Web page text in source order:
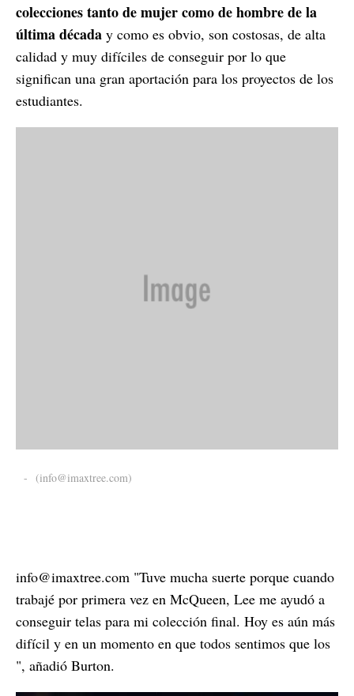
colecciones tanto de mujer como de hombre de la
última década y como es obvio, son costosas, de alta
calidad y muy difíciles de conseguir por lo que
significan una gran aportación para los proyectos de los
estudiantes.
- (info@imaxtree.com)
info@imaxtree.com "Tuve mucha suerte porque cuando
trabajé por primera vez en McQueen, Lee me ayudó a
conseguir telas para mi colección final. Hoy es aún más
difícil y en un momento en que todos sentimos que los
", añadió Burton.